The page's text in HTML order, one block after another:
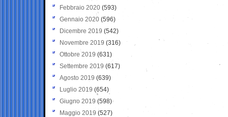
Febbraio 2020 (593)
Gennaio 2020 (596)
Dicembre 2019 (542)
Novembre 2019 (316)
Ottobre 2019 (631)
Settembre 2019 (617)
Agosto 2019 (639)
Luglio 2019 (654)
Giugno 2019 (598)
Maggio 2019 (527)